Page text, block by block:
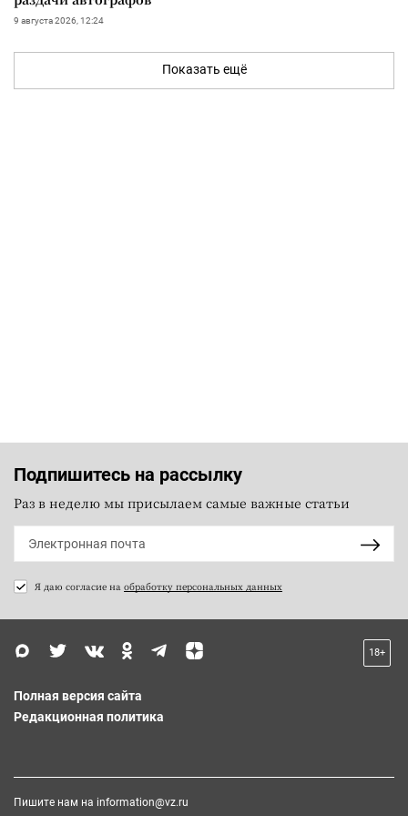
9 августа 2026, 12:24
Показать ещё
Подпишитесь на рассылку
Раз в неделю мы присылаем самые важные статьи
Я даю согласие на обработку персональных данных
18+
Полная версия сайта
Редакционная политика
Пишите нам на information@vz.ru